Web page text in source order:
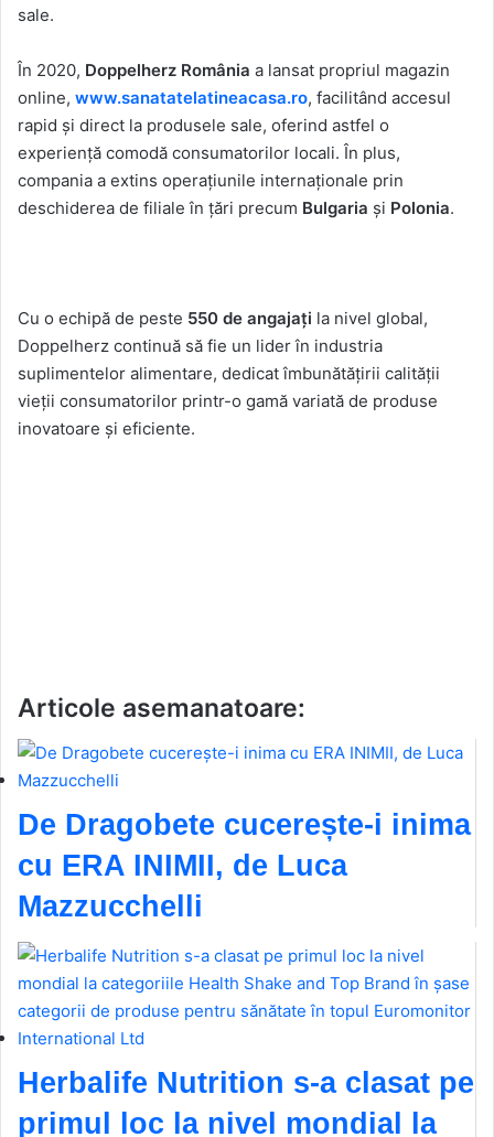
sale.
În 2020, Doppelherz România a lansat propriul magazin
online, www.sanatatelatineacasa.ro, facilitând accesul
rapid și direct la produsele sale, oferind astfel o
experiență comodă consumatorilor locali. În plus,
compania a extins operațiunile internaționale prin
deschiderea de filiale în țări precum Bulgaria și Polonia.
Cu o echipă de peste 550 de angajați la nivel global,
Doppelherz continuă să fie un lider în industria
suplimentelor alimentare, dedicat îmbunătățirii calității
vieții consumatorilor printr-o gamă variată de produse
inovatoare și eficiente.
Articole asemanatoare:
De Dragobete cucerește-i inima
cu ERA INIMII, de Luca
Mazzucchelli
Herbalife Nutrition s-a clasat pe
primul loc la nivel mondial la